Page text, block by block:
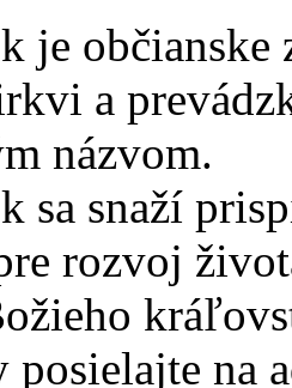
je
a
názvom.
sa snaží
rozvoj
posielajte na